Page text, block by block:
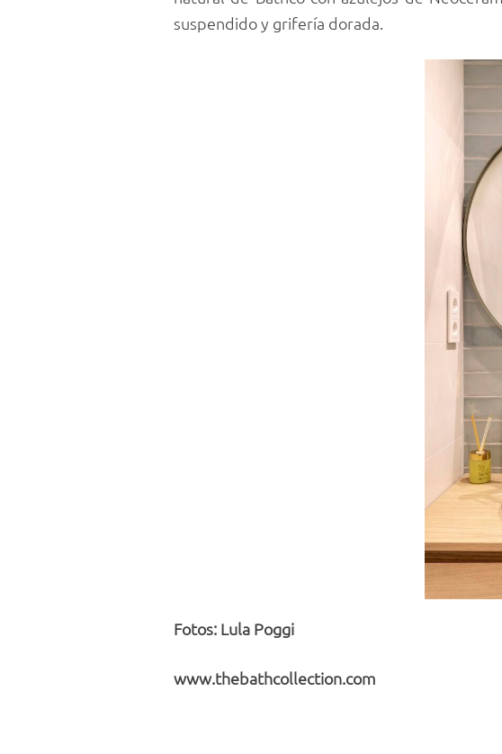
suspendido y grifería dorada.
Fotos: Lula Poggi
www.thebathcollection.com